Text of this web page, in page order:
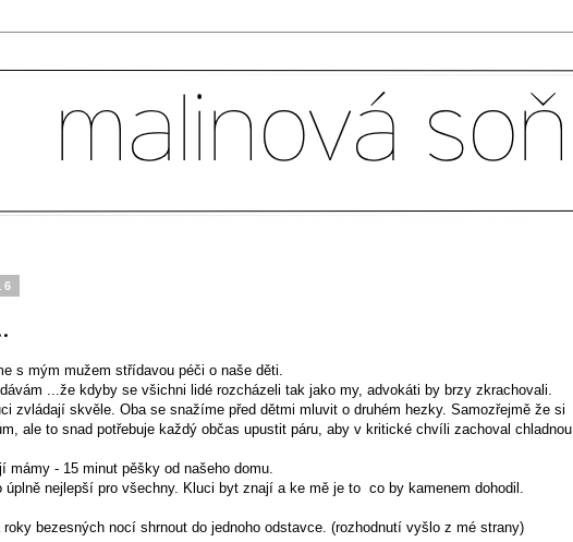
s mým mužem střídavou péči o naše děti.
...že kdyby se všichni lidé rozcházeli tak jako my, advokáti by brzy zkrachovali.
zvládají skvěle. Oba se snažíme před dětmi mluvit o druhém hezky. Samozřejmě že si
ale to snad potřebuje každý občas upustit páru, aby v kritické chvíli zachoval chladnou
mámy - 15 minut pěšky od našeho domu.
úplně nejlepší pro všechny. Kluci byt znají a ke mě je to co by kamenem dohodil.
bezesných nocí shrnout do jednoho odstavce. (rozhodnutí vyšlo z mé strany)